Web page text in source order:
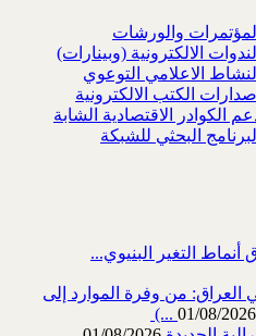
المؤتمرات والورشات
الندوات الالكترونية (وبينارات)
النشاط الاعلامي التوعوي
اصدارات الكتب الالكترونية
الكوادر الاقتصادية الشابة
البرنامج البحثي للشبكة
أنماط التغير البنيوي...
العراق: من وفرة الموارد إلى
01/08/2026